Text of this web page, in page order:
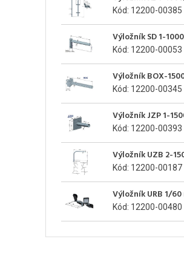
Kód: 12200-00385
Výložník SD 1-
Kód: 12200-00053
Výložník BOX-
Kód: 12200-00345
Výložník JZP 1-
Kód: 12200-00393
Výložník UZB 2-
Kód: 12200-00187
Výložník URB 1/
Kód: 12200-00480